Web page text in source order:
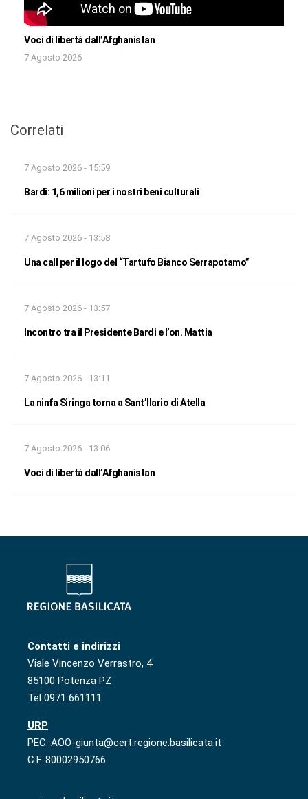
Voci di libertà dall’Afghanistan
7 Agosto 2026
Correlati
7 Agosto 2026 - 15:59
Bardi: 1,6 milioni per i nostri beni culturali
7 Agosto 2026 - 13:58
Una call per il logo del “Tartufo Bianco Serrapotamo”
7 Agosto 2026 - 13:57
Incontro tra il Presidente Bardi e l’on. Mattia
7 Agosto 2026 - 13:11
La ninfa Siringa torna a Sant’Ilario di Atella
7 Agosto 2026 - 13:06
Voci di libertà dall’Afghanistan
Contatti e indirizzi
Viale Vincenzo Verrastro, 4
85100 Potenza PZ
Tel 0971 661111
URP
PEC: AOO-giunta@cert.regione.basilicata.it
C.F. 80002950766